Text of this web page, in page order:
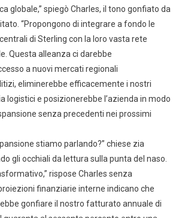
globale,” spiegò Charles, il tono gonfiato da
“Propongono di integrare a fondo le
di Sterling con la loro vasta rete
Questa alleanza ci darebbe
a nuovi mercati regionali
eliminerebbe efficacemente i nostri
logistici e posizionerebbe l’azienda in modo
senza precedenti nei prossimi
stiamo parlando?” chiese zia
gli occhiali da lettura sulla punta del naso.
rispose Charles senza
finanziarie interne indicano che
gonfiare il nostro fatturato annuale di